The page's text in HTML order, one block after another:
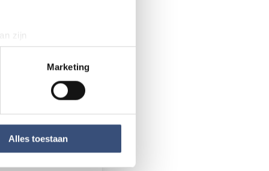
zijn
detailgedeeltein. U kunt uw
partners voor social
die u aan ze heeft
Marketing
Alles toestaan
wilt bijwonen,